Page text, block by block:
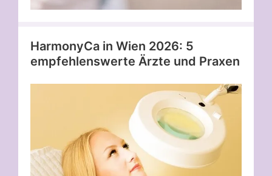
HarmonyCa in Wien 2026: 5
empfehlenswerte Ärzte und Praxen